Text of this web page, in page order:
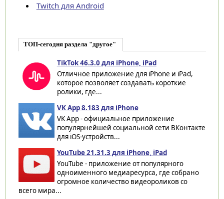
Twitch для Android
ТОП-сегодня раздела "другое"
TikTok 46.3.0 для iPhone, iPad
Отличное приложение для iPhone и iPad,
которое позволяет создавать короткие
ролики, где...
VK App 8.183 для iPhone
VK App - официальное приложение
популярнейшей социальной сети ВКонтакте
для iOS-устройств...
YouTube 21.31.3 для iPhone, iPad
YouTube - приложение от популярного
одноименного медиаресурса, где собрано
огромное количество видеороликов со
всего мира...